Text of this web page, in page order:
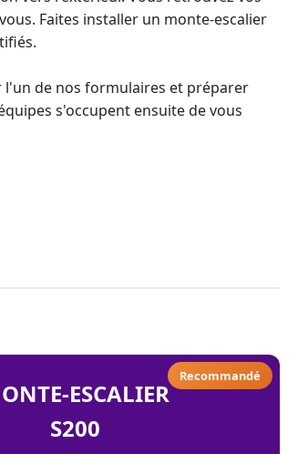
Faites installer un monte-escalier
de nos formulaires et préparer
s'occupent ensuite de vous
ESCALIER
S200
Recommandé